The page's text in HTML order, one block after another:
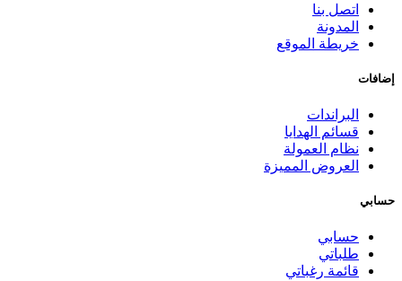
اتصل بنا
المدونة
خريطة الموقع
إضافات
البراندات
قسائم الهدايا
نظام العمولة
العروض المميزة
حسابي
حسابي
طلباتي
قائمة رغباتي